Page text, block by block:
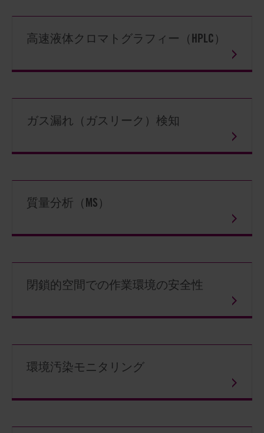
高速液体クロマトグラフィー（HPLC）
ガス漏れ（ガスリーク）検知
質量分析（MS）
閉鎖的空間での作業環境の安全性
環境汚染モニタリング